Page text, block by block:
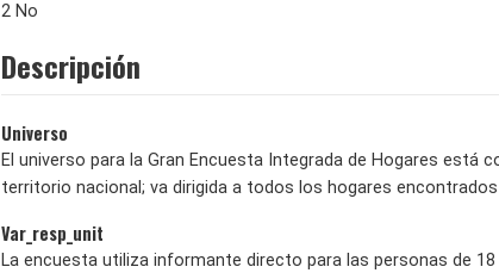
2 No
Descripción
Universo
El universo para la Gran Encuesta Integrada de Hogares
territorio nacional; va dirigida a todos los hogares
Var_resp_unit
La encuesta utiliza informante directo para las personas de